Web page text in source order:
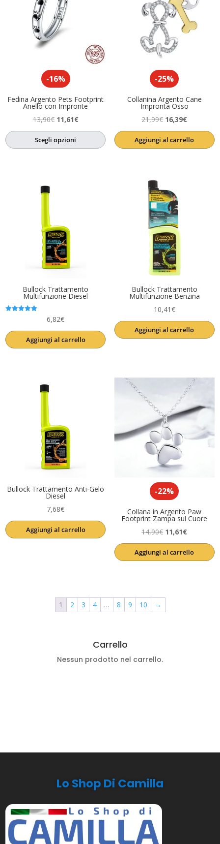
-16%
Fedina Argento Pets Footprint
Anello con Impronte
13,90€ Il
prezzo
originale
11,61€Il
prezzo
Scegli opzioni
-25%
Collanina Argento Cane
Impronta Osso
21,99€ Il
prezzo
originale
16,39€Il
prezzo
attuale
Aggiungi al carrello
Bullock Trattamento
Multifunzione Diesel
6,82€
Aggiungi al carrello
Bullock Trattamento
Multifunzione Benzina
10,41€
Aggiungi al carrello
Bullock Trattamento Anti-Gelo
Diesel
7,68€
Aggiungi al carrello
-22%
Collana in Argento Paw
Footprint Zampa sul Cuore
14,90€ Il
prezzo
originale
11,61€Il
prezzo
attuale
Aggiungi al carrello
1 2 3 4 … 8 9 10 →
Carrello
Nessun prodotto nel carrello.
Lo Shop Di Camilla